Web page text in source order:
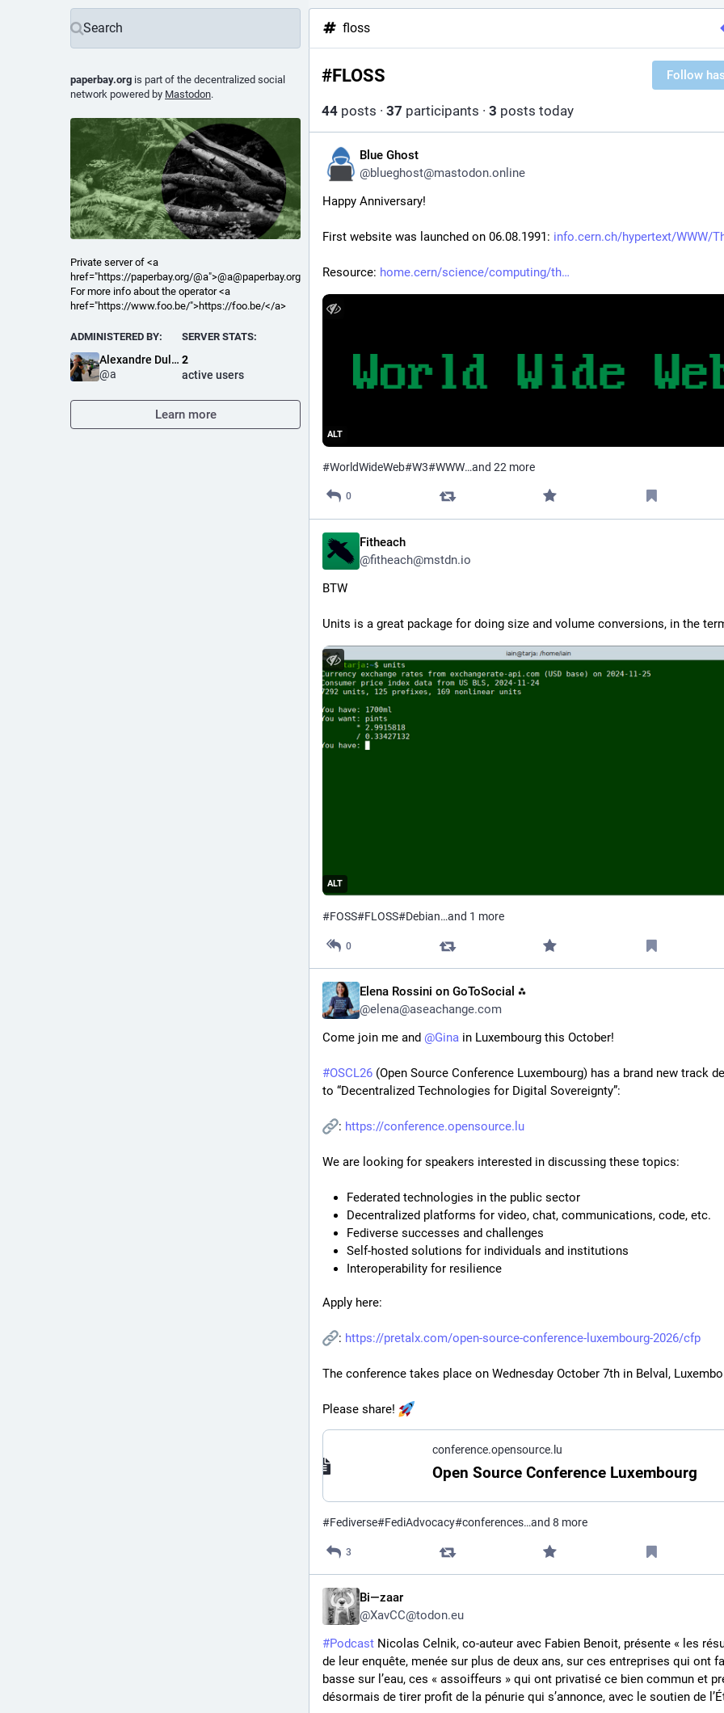
paperbay.org is part of the decentralized social
network powered by Mastodon.
Private server of <a
href="https://paperbay.org/@a">@a@paperbay.org</a>.
For more info about the operator <a
href="https://www.foo.be/">https://foo.be/</a>
ADMINISTERED BY:
Alexandre Dulaunoy
@a
SERVER STATS:
2
active users
Learn more
floss
#FLOSS Follow
44 posts · 37 participants · 3 posts today
Blue Ghost
@blueghost@mastodon.online
Happy Anniversary!
First website was launched on 06.08.1991: info.cern.ch/hypertext/WWW/
Resource: home.cern/science/computing/th
ALT
#WorldWideWeb#W3#WWW…and 22 more
0
Fitheach
@fitheach@mstdn.io
BTW
Units is a great package for doing size and volume conversions, in the
ALT
#FOSS#FLOSS#Debian…and 1 more
0
Elena Rossini on GoToSocial ⁂
@elena@aseachange.com
Come join me and @Gina in Luxembourg this October!
#OSCL26 (Open Source Conference Luxembourg) has a brand new track
to “Decentralized Technologies for Digital Sovereignty”:
: https://conference.opensource.lu
We are looking for speakers interested in discussing these topics:
Federated technologies in the public sector
Decentralized platforms for video, chat, communications, code, etc.
Fediverse successes and challenges
Self-hosted solutions for individuals and institutions
Interoperability for resilience
Apply here:
: https://pretalx.com/open-source-conference-luxembourg-2026/cfp
The conference takes place on Wednesday October 7th in Belval,
Please share!
conference.opensource.lu
Open Source Conference Luxembourg
#Fediverse#FediAdvocacy#conferences…and 8 more
3
Bi—zaar
@XavCC@todon.eu
#Podcast Nicolas Celnik, co-auteur avec Fabien Benoit, présente « les
de leur enquête, menée sur plus de deux ans, sur ces entreprises qui ont
basse sur l’eau, ces « assoiffeurs » qui ont privatisé ce bien commun et
désormais de tirer profit de la pénurie qui s’annonce, avec le soutien de